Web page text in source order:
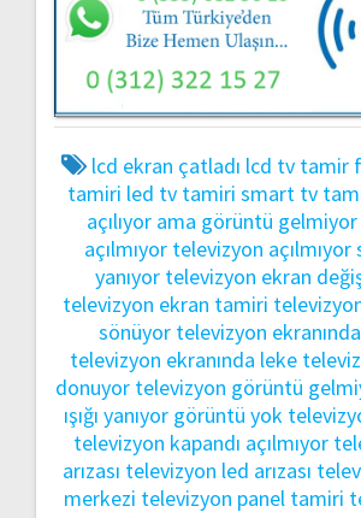
lcd ekran çatladı lcd tv tamir
tamiri led tv tamiri smart tv
açılıyor ama görüntü gelmiyor
açılmıyor televizyon açılmıyor
yanıyor televizyon ekran
televizyon ekran tamiri
sönüyor televizyon
televizyon ekranında leke
donuyor televizyon görüntü
ışığı yanıyor görüntü yok
televizyon kapandı açılmıyor
arızası televizyon led arızası
merkezi televizyon panel tamiri